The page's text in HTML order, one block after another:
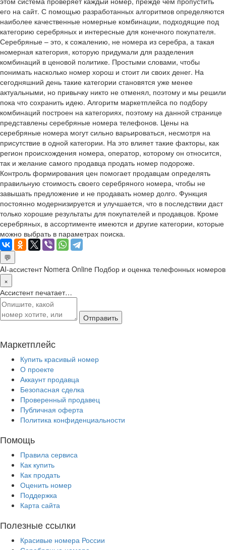
его на сайт. С помощью разработанных алгоритмов определяются
наиболее качественные номерные комбинации, подходящие под
категорию серебряных и интересные для конечного покупателя.
Серебряные – это, к сожалению, не номера из серебра, а такая
номерная категория, которую придумали для разделения
комбинаций в ценовой политике. Простыми словами, чтобы
понимать насколько номер хорош и стоит ли своих денег. На
сегодняшний день такие категории становятся уже менее
актуальными, но привычку никто не отменял, поэтому и мы решили
пока что сохранить идею. Алгоритм маркетплейса по подбору
комбинаций построен на категориях, поэтому на данной странице
представлены серебряные номера телефонов. Цены на
серебряные номера могут сильно варьироваться, несмотря на
присутствие в одной категории. На это влияет такие факторы, как
регион происхождения номера, оператор, которому он относится,
так и желание самого продавца продать номер подороже.
Контроль формирования цен помогает продавцам определять
правильную стоимость своего серебряного номера, чтобы не
завышать предложение и не продавать номер долго. Функция
постоянно модернизируется и улучшается, что в последствии даст
только хорошие результаты для покупателей и продавцов. Кроме
серебряных, в ассортименте имеются и другие категории, которые
можно выбрать в параметрах поиска.
💬
AI-ассистент Nomera Online Подбор и оценка телефонных номеров
×
Ассистент печатает…
Отправить
Маркетплейс
Купить красивый номер
О проекте
Аккаунт продавца
Безопасная сделка
Проверенный продавец
Публичная оферта
Политика конфиденциальности
Помощь
Правила сервиса
Как купить
Как продать
Оценить номер
Поддержка
Карта сайта
Полезные ссылки
Красивые номера России